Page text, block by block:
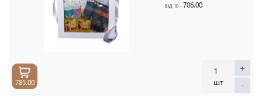
ВІД 10 –706.00
1
шт
+
-
785.00